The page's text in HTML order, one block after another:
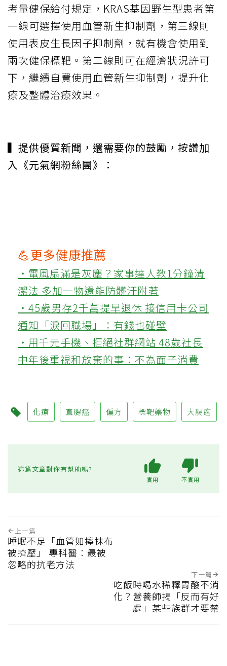
考量健保給付規定，KRAS基因野生型患者第
一線可選擇使用血管新生抑制劑，第三線則
使用表皮生長因子抑制劑，就有機會使用到
兩次健保標靶。第二線則可在經濟狀況許可
下，繼續自費使用血管新生抑制劑，提升化
療及整體治療效果。
▍提供優質新聞，還需要你的鼓勵，按讚加
入《元氣網粉絲團》：
💪更多健康推薦
‧電風扇滿是灰塵？家事達人教1分鐘清
潔法 多加一物還能防髒汙附著
‧45歲男存2千萬提早退休 接信用卡公司
通知「淚回職場」：有錢也碰壁
‧用千元手機、拒絕社群網站 48歲社長
中年後重視和放棄的事：不為面子消費
化療 直腸癌 偏方 標靶藥物 大腸癌
這篇文章對你有幫助嗎?
實用 不實用
上一篇
睡眠不足「血管如擰抹布
被擠壓」 專科醫：最被
忽略的抗老方法
下一篇
吃飯時喝水稀釋胃酸不消
化？營養師揭「反而有好
處」某些族群才要禁